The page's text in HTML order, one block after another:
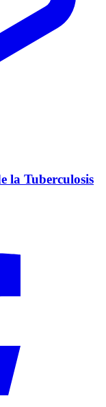
la Tuberculosis